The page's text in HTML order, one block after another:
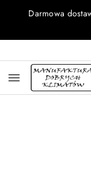
Przejdź do
Przejdź do
Przejdź do
Przejdź do
Przejdź do
Przejdź do
Darmowa